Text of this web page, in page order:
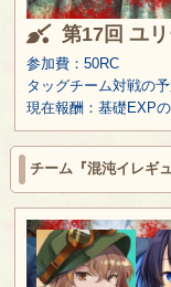
第17回 ユ
参加費：50RC
タッグチーム対戦の
現在報酬：基礎EXP
チーム『混沌イレギ